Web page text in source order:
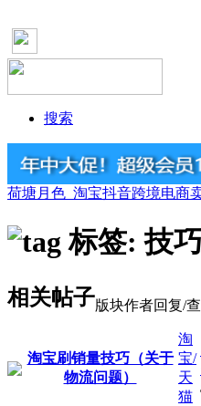
搜索
荷塘月色_淘宝抖音跨境电商
标签: 技
相关帖子版块作者回复/
淘宝刷销量技巧（关于
物流问题）
淘
宝/
天
猫